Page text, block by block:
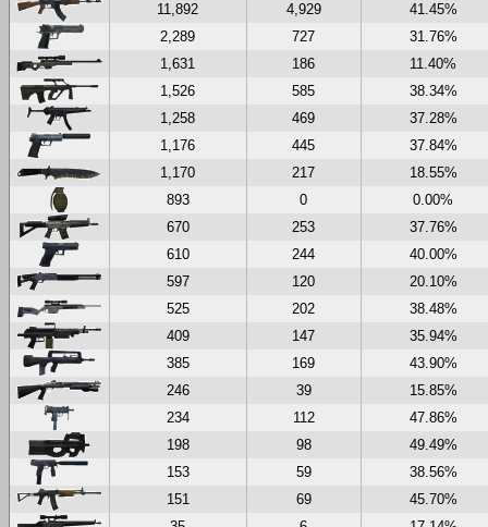
11,892
4,929
41.45%
2,289
727
31.76%
1,631
186
11.40%
1,526
585
38.34%
1,258
469
37.28%
1,176
445
37.84%
1,170
217
18.55%
893
0
0.00%
670
253
37.76%
610
244
40.00%
597
120
20.10%
525
202
38.48%
409
147
35.94%
385
169
43.90%
246
39
15.85%
234
112
47.86%
198
98
49.49%
153
59
38.56%
151
69
45.70%